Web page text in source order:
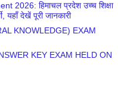
2026: हिमाचल प्रदेश उच्च शिक्षा
यहाँ देखें पूरी जानकारी
KNOWLEDGE) EXAM
KEY EXAM HELD ON